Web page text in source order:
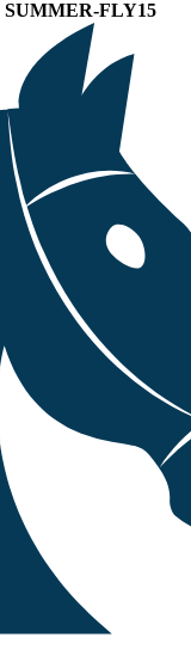
SUMMER-FLY15